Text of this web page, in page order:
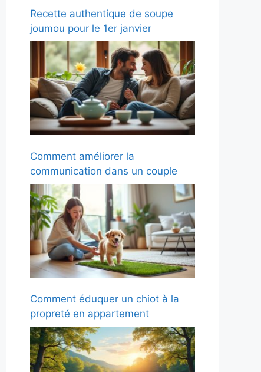
Recette authentique de soupe
joumou pour le 1er janvier
Comment améliorer la
communication dans un couple
Comment éduquer un chiot à la
propreté en appartement